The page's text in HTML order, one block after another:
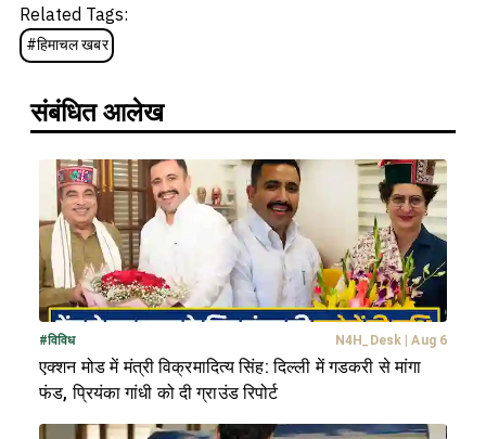
Related Tags:
#हिमाचल खबर
संबंधित आलेख
#विविध N4H_Desk | Aug 6
एक्शन मोड में मंत्री विक्रमादित्य सिंह: दिल्ली में गडकरी से मांगा
फंड, प्रियंका गांधी को दी ग्राउंड रिपोर्ट